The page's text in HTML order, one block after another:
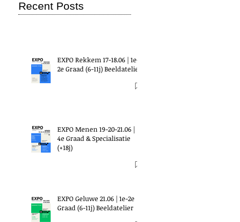
Recent Posts
EXPO Rekkem 17-18.06 | 1e-
2e Graad (6-11j) Beeldatelier
EXPO Menen 19-20-21.06 |
4e Graad & Specialisatie
(+18j)
EXPO Geluwe 21.06 | 1e-2e
Graad (6-11j) Beeldatelier